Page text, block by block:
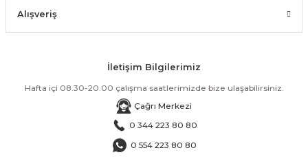
Alışveriş
İletişim Bilgilerimiz
Hafta içi 08.30-20.00 çalışma saatlerimizde bize ulaşabilirsiniz.
Çağrı Merkezi
0 344 223 80 80
0 554 223 80 80